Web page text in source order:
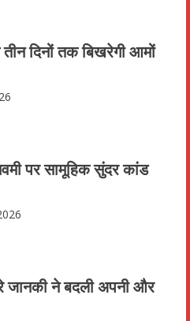
दिनों तक बिखरेगी आमों
पर सामूहिक सुंदर कांड
जानकी ने बदली अपनी और